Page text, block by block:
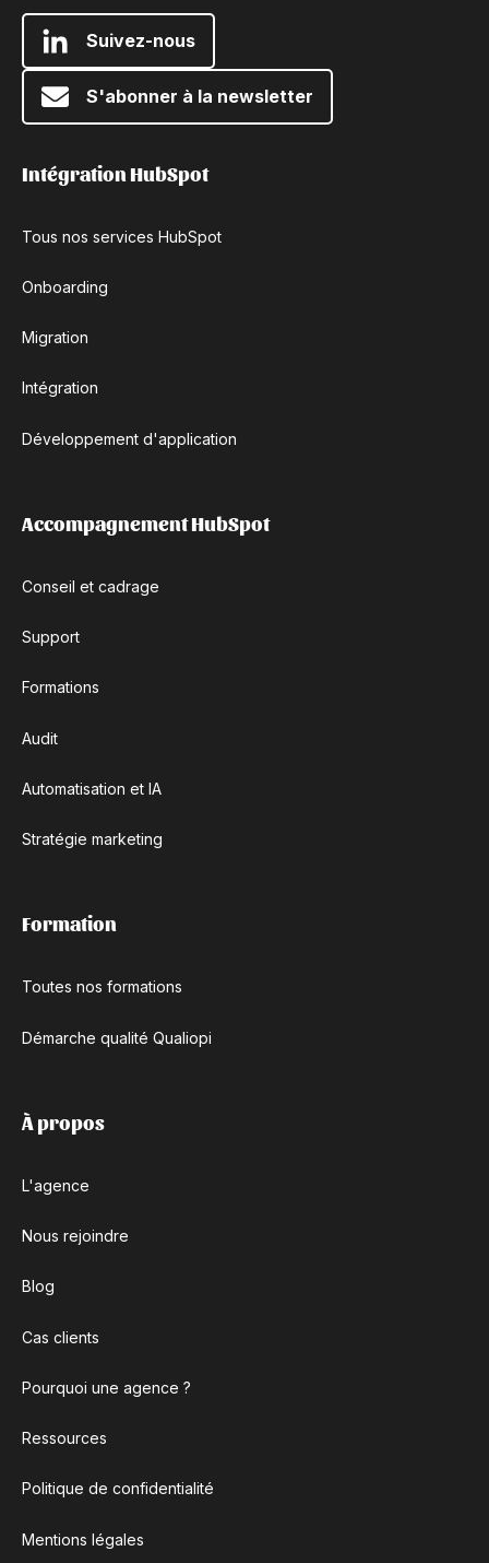
Suivez-nous
S'abonner à la newsletter
Intégration HubSpot
Tous nos services HubSpot
Onboarding
Migration
Intégration
Développement d'application
Accompagnement HubSpot
Conseil et cadrage
Support
Formations
Audit
Automatisation et IA
Stratégie marketing
Formation
Toutes nos formations
Démarche qualité Qualiopi
À propos
L'agence
Nous rejoindre
Blog
Cas clients
Pourquoi une agence ?
Ressources
Politique de confidentialité
Mentions légales